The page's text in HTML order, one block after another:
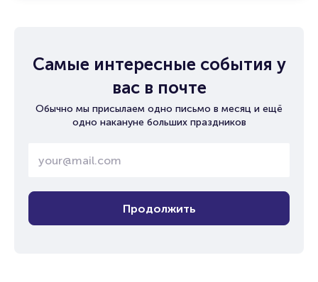
Самые интересные события у
вас в почте
Обычно мы присылаем одно письмо в месяц и ещё
одно накануне больших праздников
Продолжить